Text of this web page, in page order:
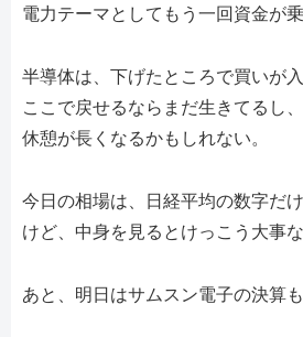
電力テーマとしてもう一回資金が
半導体は、下げたところで買いが入
ここで戻せるならまだ生きてるし
休憩が長くなるかもしれない。
今日の相場は、日経平均の数字だ
けど、中身を見るとけっこう大事
あと、明日はサムスン電子の決算も